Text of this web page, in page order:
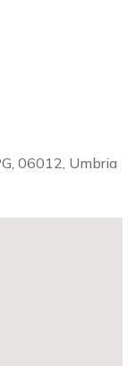
06012, Umbria